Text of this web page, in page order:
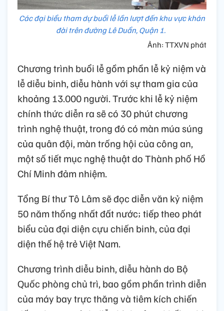
Các đại biểu tham dự buổi lễ lần lượt đến khu vực khán
đài trên đường Lê Duẩn, Quận 1.
Ảnh: TTXVN phát
Chương trình buổi lễ gồm phần lễ kỷ niệm và
lễ diễu binh, diễu hành với sự tham gia của
khoảng 13.000 người. Trước khi lễ kỷ niệm
chính thức diễn ra sẽ có 30 phút chương
trình nghệ thuật, trong đó có màn múa súng
của quân đội, màn trống hội của công an,
một số tiết mục nghệ thuật do Thành phố Hồ
Chí Minh đảm nhiệm.
Tổng Bí thư Tô Lâm sẽ đọc diễn văn kỷ niệm
50 năm thống nhất đất nước; tiếp theo phát
biểu của đại diện cựu chiến binh, của đại
diện thế hệ trẻ Việt Nam.
Chương trình diễu binh, diễu hành do Bộ
Quốc phòng chủ trì, bao gồm phần trình diễn
của máy bay trực thăng và tiêm kích chiến